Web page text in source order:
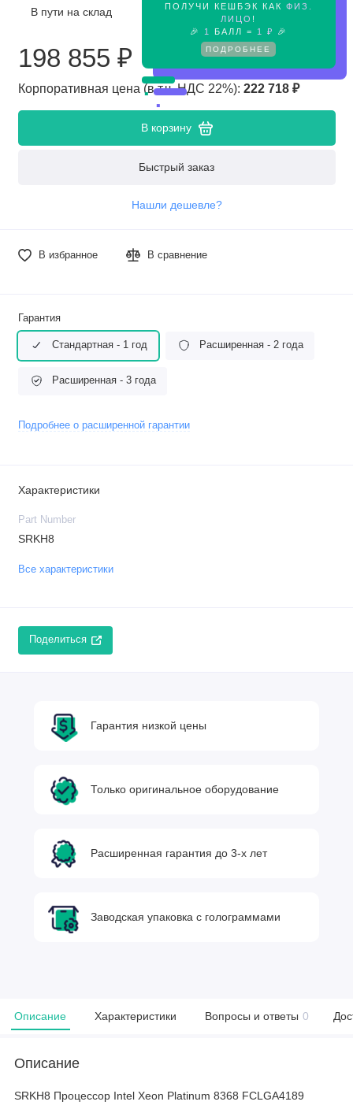
ПОЛУЧИ КЕШБЭК КАК ФИЗ.
ЛИЦО !
🎉
1 БАЛЛ = 1 ₽ 🎉
ПОДРОБНЕЕ
В пути на склад
198 855 ₽
Корпоративная цена (в т.ч. НДС 22%): 222 718 ₽
В корзину
Быстрый заказ
Нашли дешевле?
В избранное В сравнение
Гарантия
Стандартная - 1 год Расширенная - 2 года
Расширенная - 3 года
Подробнее о расширенной гарантии
Характеристики
Part Number
SRKH8
Все характеристики
Поделиться
Гарантия низкой цены
Только оригинальное оборудование
Расширенная гарантия до 3-х лет
Заводская упаковка с голограммами
Описание Характеристики Вопросы и ответы 0
Описание
SRKH8 Процессор Intel Xeon Platinum 8368 FCLGA4189